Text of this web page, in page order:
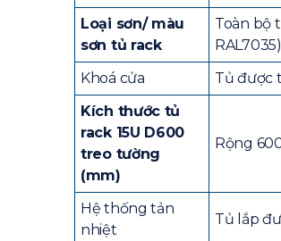
Loại sơn/ màu
sơn tủ rack
Toàn bộ
RAL7035)
Khoá cửa
Tủ được
Kích thước tủ
rack 15U D600
treo tường
(mm)
Rộng
Hệ thống tản
nhiệt
Tủ lắp